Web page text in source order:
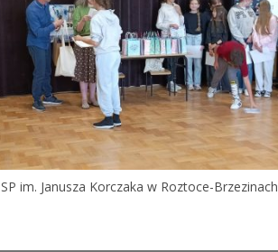
SP im. Janusza Korczaka w Roztoce-Brzezinach